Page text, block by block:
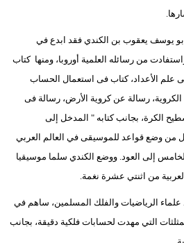
يوسف يعقوب بن الكندي فقد ابدع في
من رسائله العلمية أوروبا، ومنها كتاب
الأعداد، كتاب فى استعمال الحساب
رسالة عن كروية الأرض، رسالة فى
الكرة، بجانب كتابه " المدخل إلى
من وضع قواعد للموسيقى في العالم العربي
إلى العود. ووضع الكندي سلما موسيقيا
من اثنتي عشرة نغمة.
علماء الرياضيات والفلك المسلمين، ساهم في
التي مهدت لحسابات فلكية دقيقة، بجانب